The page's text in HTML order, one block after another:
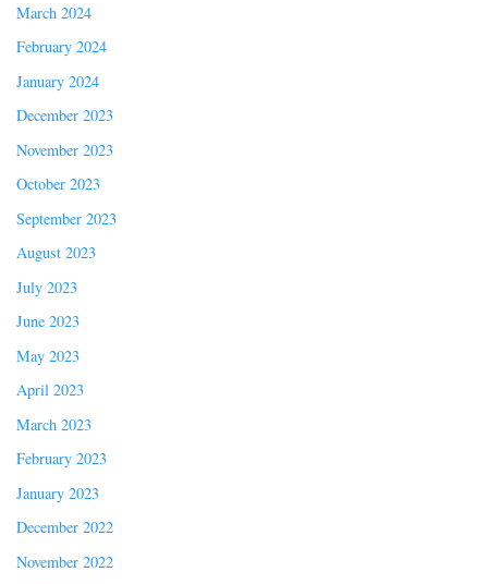
March 2024
February 2024
January 2024
December 2023
November 2023
October 2023
September 2023
August 2023
July 2023
June 2023
May 2023
April 2023
March 2023
February 2023
January 2023
December 2022
November 2022